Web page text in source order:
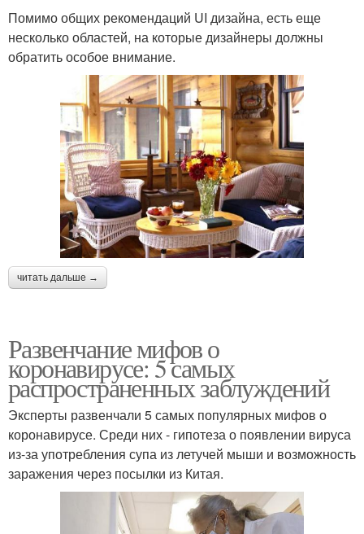
Помимо общих рекомендаций UI дизайна, есть еще
несколько областей, на которые дизайнеры должны
обратить особое внимание.
читать дальше →
Развенчание мифов о
коронавирусе: 5 самых
распространенных заблуждений
Эксперты развенчали 5 самых популярных мифов о
коронавирусе. Среди них - гипотеза о появлении вируса
из-за употребления супа из летучей мыши и возможность
заражения через посылки из Китая.